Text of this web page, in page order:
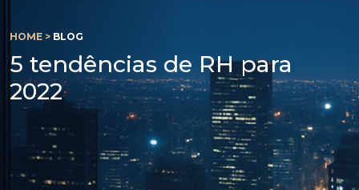
HOME > BLOG
5 tendências de RH para
2022